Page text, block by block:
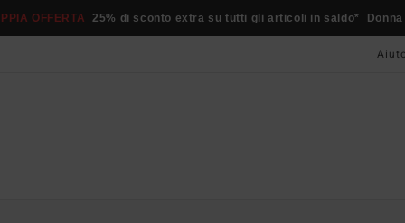
OFFERTA 25% di sconto extra su tutti gli articoli in saldo* Donna